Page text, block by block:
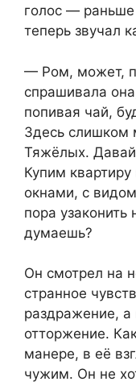
голос —
теперь звучал
— Ром, может,
спрашивала
попивая чай,
Здесь слишком
Тяжёлых. Давай
Купим
окнами, с
пора
думаешь?
Он смотрел на
странное
раздражение, а
отторжение.
манере, в её
чужим. Он не